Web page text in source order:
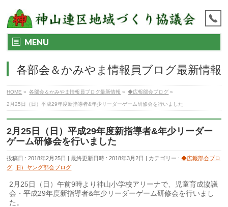
MENU
各部会＆かみやま情報員ブログ最新情報
HOME » 各部会＆かみやま情報員ブログ最新情報 » ◆広報部会ブログ »
2月25日（日）平成29年度新指導者&年少リーダーゲーム研修会を行いました
2月25日（日）平成29年度新指導者&年少リーダー
ゲーム研修会を行いました
投稿日 : 2018年2月25日 最終更新日時 : 2018年3月2日 カテゴリー :◆広報部会ブロ
グ
旧）ヤング部会ブログ
2月25日（日）午前9時より神山小学校アリーナで、児童育成協議
会・平成29年度新指導者&年少リーダーゲーム研修会を行いまし
た。